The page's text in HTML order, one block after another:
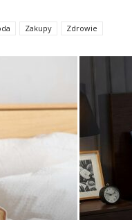
Zakupy Zdrowie